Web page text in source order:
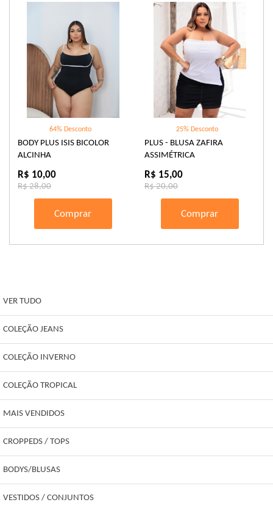
64% Desconto
BODY PLUS ISIS BICOLOR
ALCINHA
R$ 10,00
R$ 28,00
Comprar
25% Desconto
PLUS - BLUSA ZAFIRA
ASSIMÉTRICA
R$ 15,00
R$ 20,00
Comprar
VER TUDO
COLEÇÃO JEANS
COLEÇÃO INVERNO
COLEÇÃO TROPICAL
MAIS VENDIDOS
CROPPEDS / TOPS
BODYS/BLUSAS
VESTIDOS / CONJUNTOS